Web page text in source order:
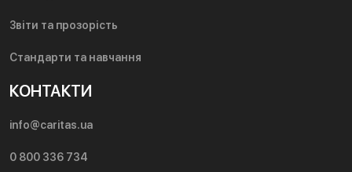
Звіти та прозорість
Стандарти та навчання
КОНТАКТИ
info@caritas.ua
0 800 336 734